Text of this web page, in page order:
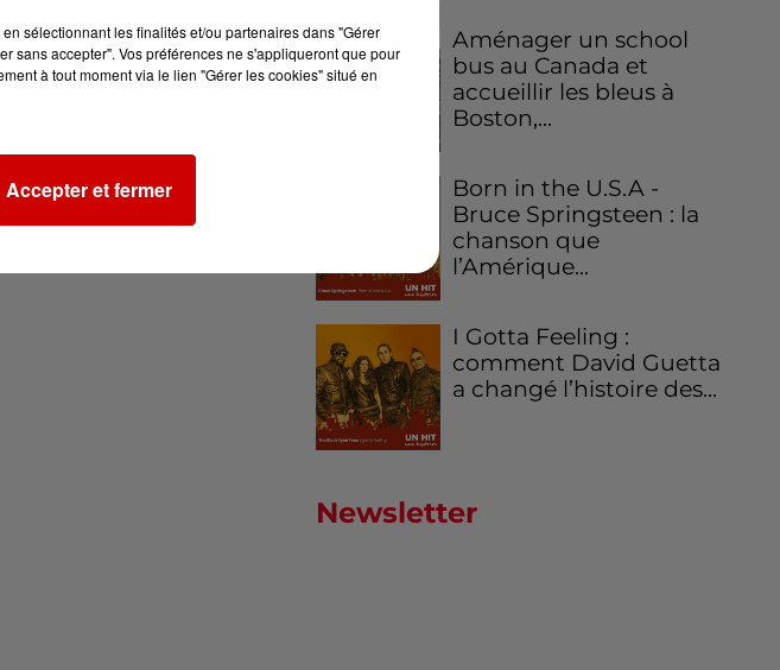
Aménager un school
bus au Canada et
accueillir les bleus à
Boston,...
Born in the U.S.A -
Bruce Springsteen : la
chanson que
l’Amérique...
I Gotta Feeling :
comment David Guetta
a changé l’histoire des...
Newsletter
sélectionnant les finalités et/ou partenaires dans "Gérer
sans accepter". Vos préférences ne s'appliqueront que pour
à tout moment via le lien "Gérer les cookies" situé en
Accepter et fermer